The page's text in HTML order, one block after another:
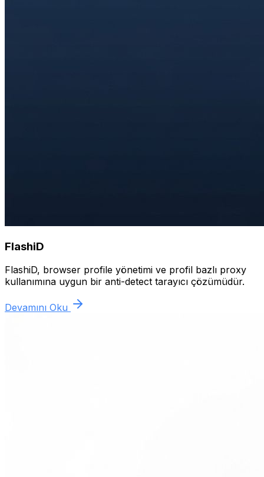
FlashiD
FlashiD, browser profile yönetimi ve profil bazlı proxy
kullanımına uygun bir anti-detect tarayıcı çözümüdür.
Devamını Oku